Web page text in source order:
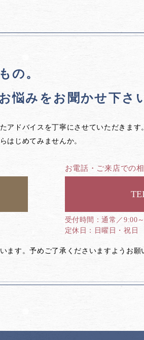
の。
お悩みをお聞かせ下さ
アドバイスを丁寧にさせていただきま
はじめてみませんか。
お電話・ご来店での
通常／9:00
日曜日・祝日
す。予めご了承くださいますようお願